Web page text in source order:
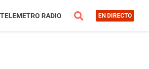
TELEMETRO RADIO EN DIRECTO